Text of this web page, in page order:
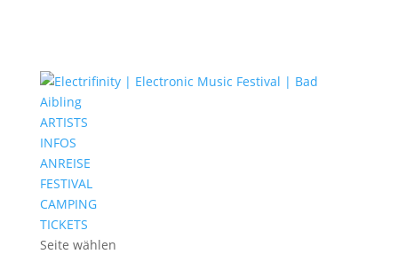
ARTISTS
INFOS
ANREISE
FESTIVAL
CAMPING
TICKETS
Seite wählen